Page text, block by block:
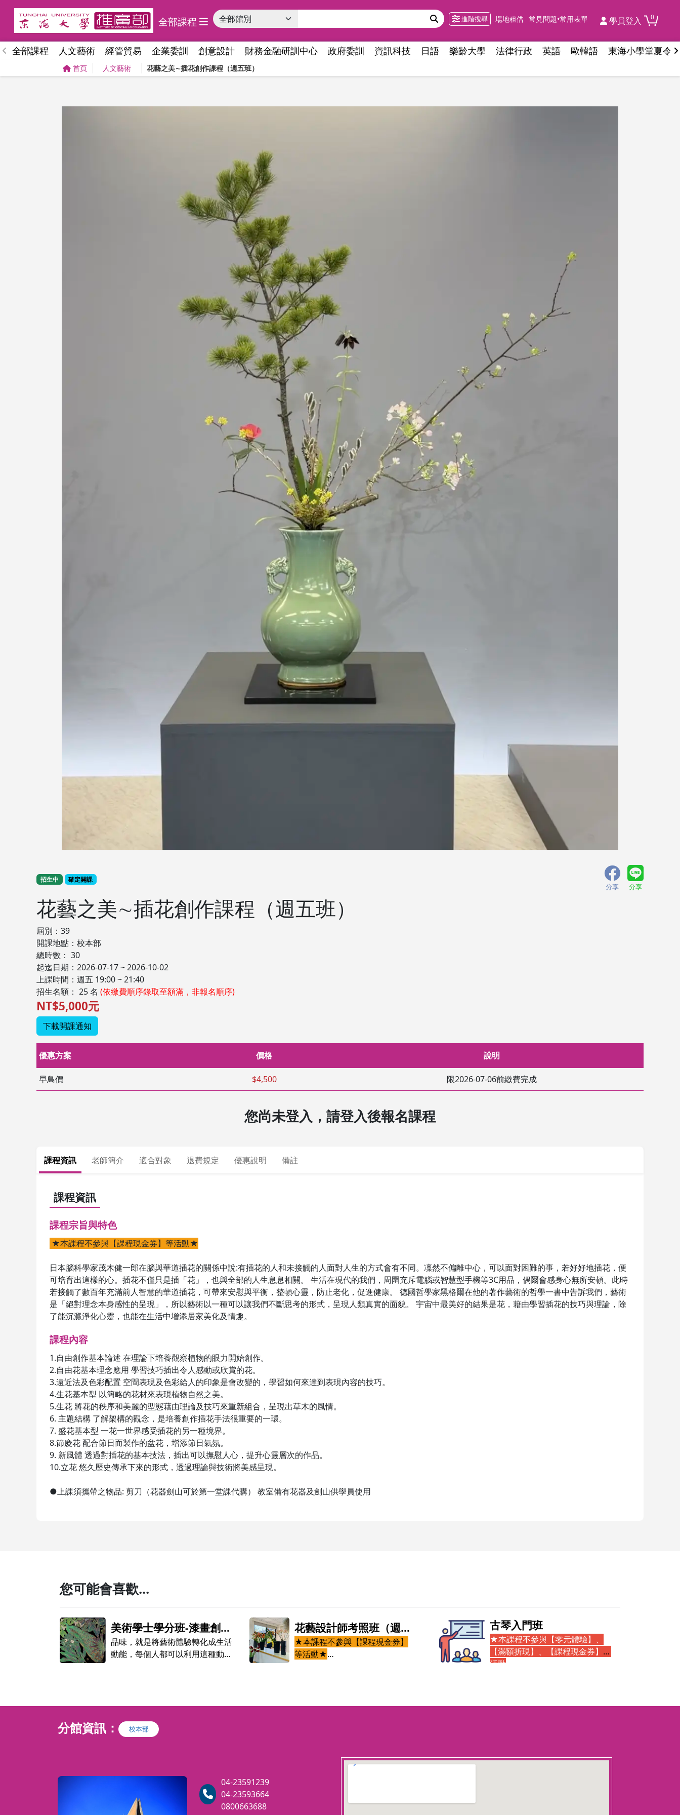
全部課程 進階搜尋 場地租借 常見問題•常用表單 學員登入 0
全部課程 人文藝術 經管貿易 企業委訓 創意設計 財務金融研訓中心 政府委訓 資訊科技 日語 樂齡大學 法律行政 英語 歐韓語 東海小學堂夏令
首頁 人文藝術 花藝之美∼插花創作課程（週五班）
招生中 確定開課
分享 分享
花藝之美∼插花創作課程（週五班）
屆別：39
開課地點：校本部
總時數： 30
起迄日期：2026-07-17 ~ 2026-10-02
上課時間：週五 19:00 ~ 21:40
招生名額： 25 名 (依繳費順序錄取至額滿，非報名順序)
NT$5,000元
下載開課通知
優惠方案 價格 說明
早鳥價 $4,500 限2026-07-06前繳費完成
您尚未登入，請登入後報名課程
課程資訊 老師簡介 適合對象 退費規定 優惠說明 備註
課程資訊
課程宗旨與特色
★本課程不參與【課程現金券】等活動★
日本腦科學家茂木健一郎在腦與華道插花的關係中說:有插花的人和未接觸的人面對人生的方式會有不同。凜然不偏離中心，可以面對困難的事，若好好地插花，便
可培育出這樣的心。插花不僅只是插「花」，也與全部的人生息息相關。 生活在現代的我們，周圍充斥電腦或智慧型手機等3C用品，偶爾會感身心無所安頓。此時
若接觸了數百年充滿前人智慧的華道插花，可帶來安慰與平衡，整頓心靈，防止老化，促進健康。 德國哲學家黑格爾在他的著作藝術的哲學一書中告訴我們，藝術
是「絕對理念本身感性的呈現」，所以藝術以一種可以讓我們不斷思考的形式，呈現人類真實的面貌。 宇宙中最美好的結果是花，藉由學習插花的技巧與理論，除
了能沉澱淨化心靈，也能在生活中增添居家美化及情趣。
課程內容
1.自由創作基本論述 在理論下培養觀察植物的眼力開始創作。
2.自由花基本理念應用 學習技巧插出令人感動或欣賞的花。
3.遠近法及色彩配置 空間表現及色彩給人的印象是會改變的，學習如何來達到表現內容的技巧。
4.生花基本型 以簡略的花材來表現植物自然之美。
5.生花 將花的秩序和美麗的型態藉由理論及技巧來重新組合，呈現出草木的風情。
6. 主題結構 了解架構的觀念，是培養創作插花手法很重要的一環。
7. 盛花基本型 一花一世界感受插花的另一種境界。
8.節慶花 配合節日而製作的盆花，增添節日氣氛。
9. 新風體 透過對插花的基本技法，插出可以撫慰人心，提升心靈層次的作品。
10.立花 悠久歷史傳承下來的形式，透過理論與技術將美感呈現。
●上課須攜帶之物品: 剪刀（花器劍山可於第一堂課代購） 教室備有花器及劍山供學員使用
您可能會喜歡...
花藝設計師考照班（週二
午班）
★本課程不參與【課程現金券】
等活動★
古琴入門班
★本課程不參與【零元體驗】、
【滿額折現】、【課程現金券】等
活動
「琴」為四藝之首，古之
音色深沉，餘音悠遠，最早
界中的代表器物之一，至今
創意造型氣球歡樂班
★本課程不參與【零元體
驗】、【滿額折現】、【課程
1/11週三PM07:00-PM09:4
在實作中學習。例如透過氣
分館資訊： 校本部
04-23591239
04-23593664
0800663688
123 movies